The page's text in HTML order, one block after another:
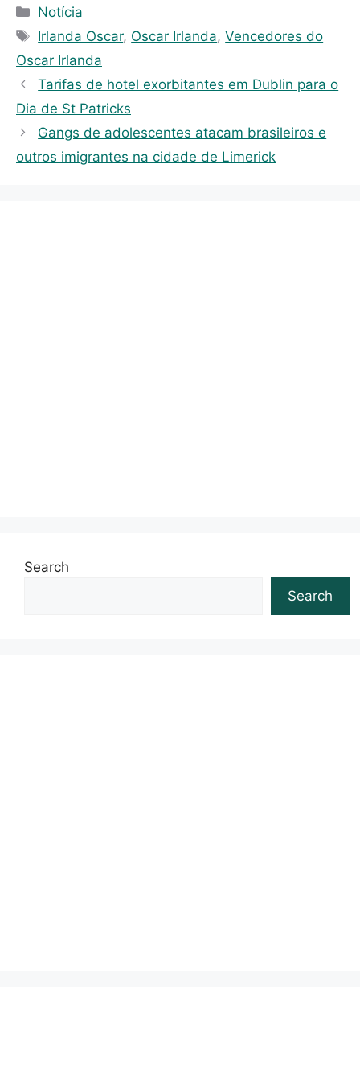
C
a
e
g
o
r
i
Notícia
T
a
s
Irlanda Oscar, Oscar Irlanda,Vencedores do
Oscar Irlanda
Tarifas de hotel exorbitantes em Dublin para o
Dia de St Patricks
Gangs de adolescentes atacam brasileiros e
outros imigrantes na cidade de Limerick
Search
Search